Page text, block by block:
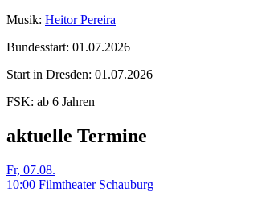
Musik: Heitor Pereira
Bundesstart: 01.07.2026
Start in Dresden: 01.07.2026
FSK: ab 6 Jahren
aktuelle Termine
Fr, 07.08.
10:00 Filmtheater Schauburg